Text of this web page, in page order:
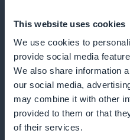
This website uses cookies
We use cookies to
provide social media
We also share information
our social media,
may combine it with other
provided to them or that
of their services.
Værktøjer til styring
Behersk værktøjer til
kan planlægge, udgive